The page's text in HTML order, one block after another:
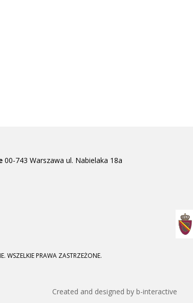
00-743 Warszawa ul. Nabielaka 18a
WSZELKIE PRAWA ZASTRZEŻONE.
Created and designed by b-interactive